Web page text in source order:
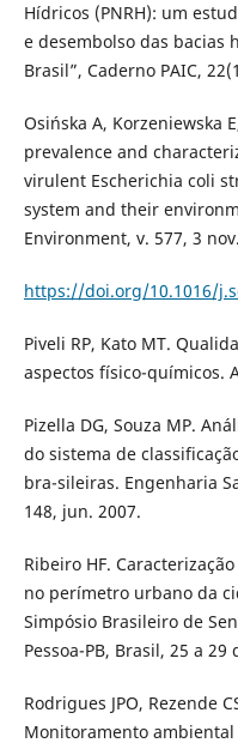
Hídricos (PNRH): um
e desembolso das
Brasil”, Caderno PAIC,
Osińska A, Korzeniewska
prevalence and
virulent Escherichia coli
system and their
Environment, v. 577, 3
https://doi.org/10.1016/
Piveli RP, Kato MT.
aspectos físico-químicos.
Pizella DG, Souza MP.
do sistema de
bra-sileiras. Engenharia
148, jun. 2007.
Ribeiro HF.
no perímetro urbano da
Simpósio Brasileiro de
Pessoa-PB, Brasil, 25 a
Rodrigues JPO, Rezende
Monitoramento